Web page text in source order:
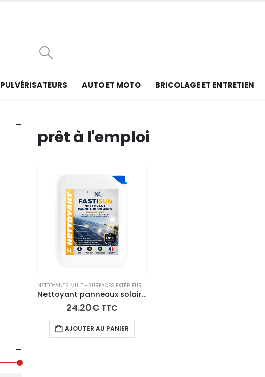
PULVÉRISATEURS AUTO ET MOTO BRICOLAGE ET ENTRETIEN
prêt à l'emploi
NETTOYANTS MULTI-SURFACES EXTÉRIEUR, SÉLECTION DU MOMENT
Nettoyant panneaux solaires professionnel 5L | Sans traces & haute performance – FASTISUN
24.20€ TTC
AJOUTER AU PANIER